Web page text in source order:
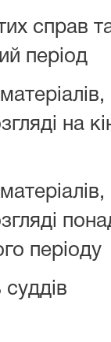
справ
період
на
періоду
суддів